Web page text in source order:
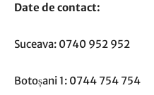
Date de contact:
Suceava: 0740 952 952
Botoșani 1: 0744 754 754